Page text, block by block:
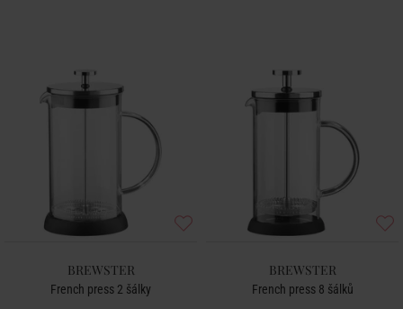
BREWSTER
French press 2 šálky
BREWSTER
French press 8 šálků